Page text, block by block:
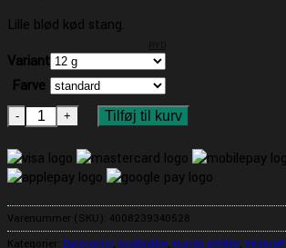
Lille blød kød stang.
Variant
Farve
Beef Stick Ørred antalTilføj til kurv
Varenummer (SKU): 4008239340528
Kategorier: Dyrecenter,Godbidder,Hunde artikler,Vitakraft